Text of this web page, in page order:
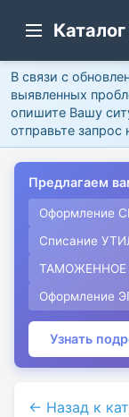
В связи с
выявленных
опишите Вашу
отправьте запрос
Предлагаем
Оформление
Списание
ТАМОЖЕННОЕ
Оформление
Узнать
← Назад к